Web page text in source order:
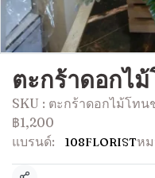
ตะกร้าดอกไ
SKU : ตะกร้าดอกไม้โทน
฿1,200
แบรนด์:
108FLORISTห